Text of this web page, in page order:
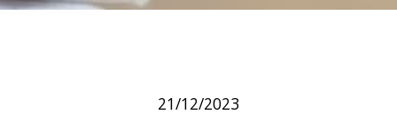
21/12/2023